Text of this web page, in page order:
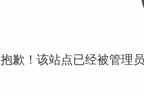
抱歉！该站点已经被管理